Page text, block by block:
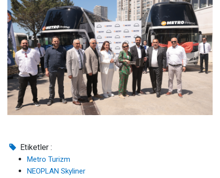
Etiketler :
Metro Turizm
NEOPLAN Skyliner